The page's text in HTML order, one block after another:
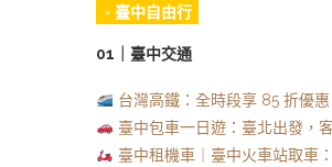
◦ 臺中自由行
01｜臺中交通
台灣高鐵：全時段享 85 折優惠
臺中包車一日遊：臺北出發，
臺中租機車｜臺中火車站取車